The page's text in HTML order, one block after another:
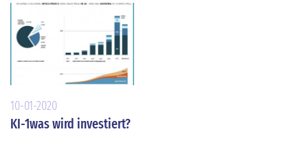
10-01-2020
KI-1was wird investiert?